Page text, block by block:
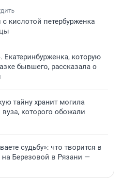
кислотой петербурженка
которую
бывшего, рассказала о
тайну хранит могила
которого обожали
судьбу»: что творится в
Березовой в Рязани —